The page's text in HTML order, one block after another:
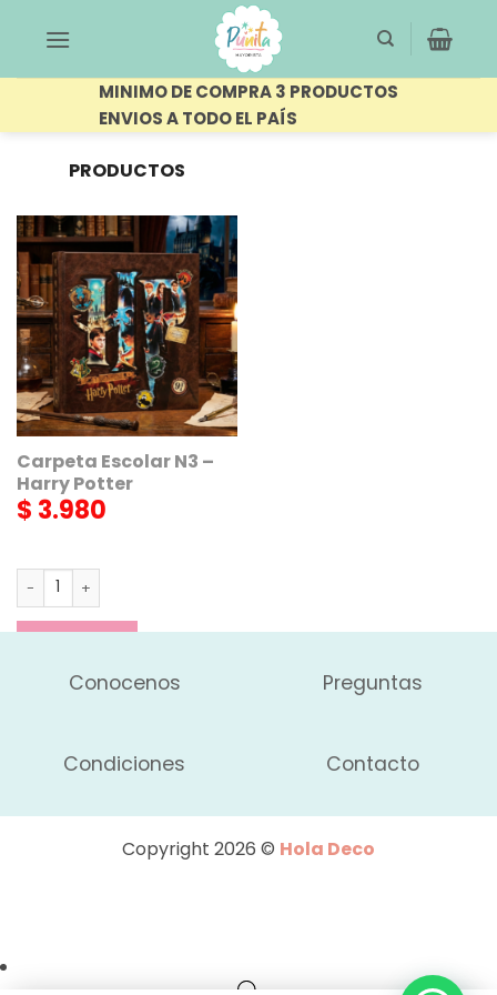
MINIMO DE COMPRA 3 PRODUCTOS
ENVIOS A TODO EL PAÍS
PRODUCTOS
AL COLE”
Carpeta Escolar N3 –
Harry Potter
$ 3.980
Carpeta Escolar N3 - Harry Potter cantidad
Conocenos Preguntas
Condiciones Contacto
Copyright 2026 © Hola Deco